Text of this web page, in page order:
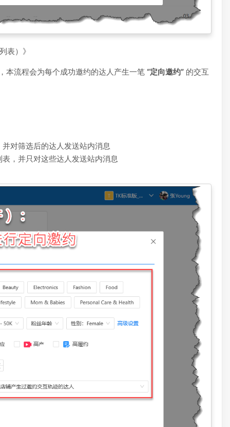
表）》
本流程会为每个成功邀约的达人产生一笔 “定向邀约” 的交互
对筛选后的达人发送站内消息
，并只对这些达人发送站内消息